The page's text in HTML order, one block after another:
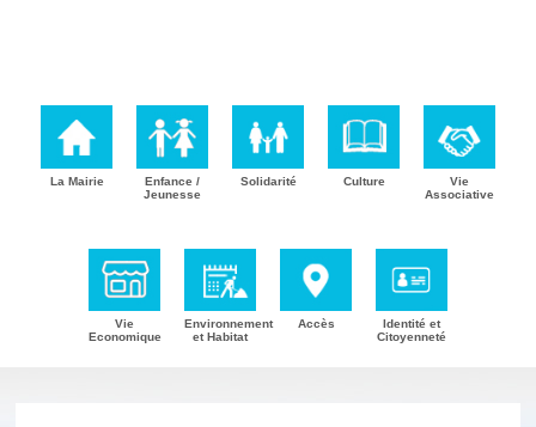
La Mairie
Enfance /
Jeunesse
Solidarité Culture
Vie
Associative
Vie
Economique
Environnement
et Habitat
Accès
Identité et
Citoyenneté